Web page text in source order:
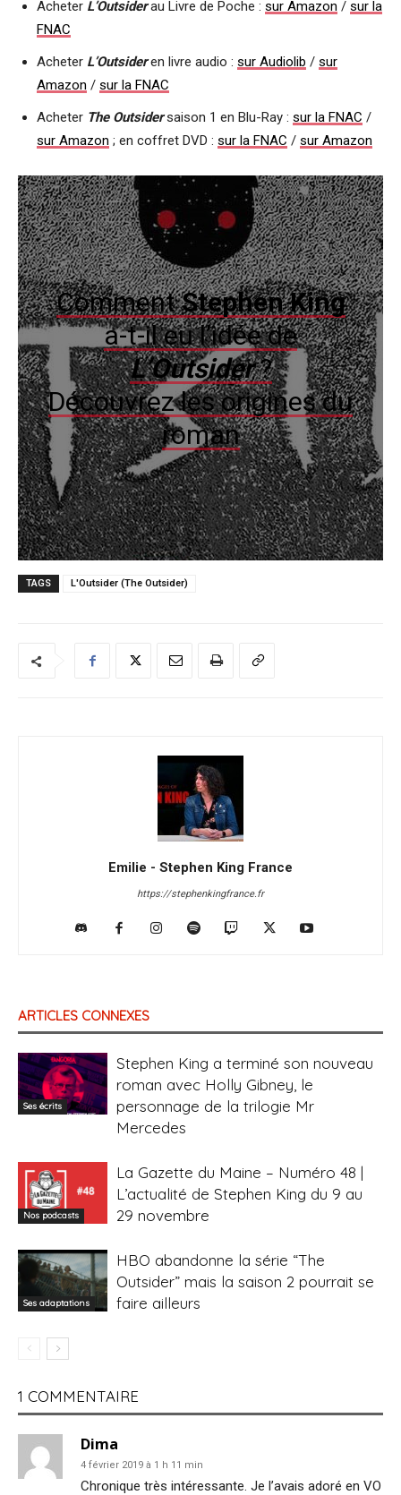
Acheter L’Outsiderau Livre de Poche : sur Amazon / sur la
FNAC
Acheter L’Outsideren livre audio : sur Audiolib / sur
Amazon / sur la FNAC
Acheter The Outsidersaison 1 en Blu-Ray : sur la FNAC /
sur Amazon ; en coffret DVD : sur la FNAC / sur Amazon
CommentStephen King
a-t-il eu l’idée de
L’Outsider?
Découvrez les origines du
roman
TAGS L'Outsider (The Outsider)
Emilie - Stephen King France
https://stephenkingfrance.fr
ARTICLES CONNEXES
Ses écrits
Stephen King a terminé son nouveau
roman avec Holly Gibney, le
personnage de la trilogie Mr
Mercedes
Nos podcasts
La Gazette du Maine – Numéro 48 |
L’actualité de Stephen King du 9 au
29 novembre
Ses adaptations
HBO abandonne la série “The
Outsider” mais la saison 2 pourrait se
faire ailleurs
1 COMMENTAIRE
Dima
4 février 2019 à 1 h 11 min
Chronique très intéressante. Je l’avais adoré en VO